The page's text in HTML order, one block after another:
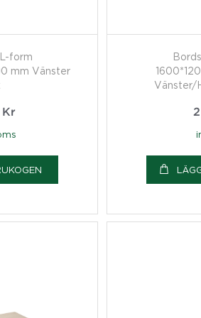
form
mm Vänster
Kr
Vänster/